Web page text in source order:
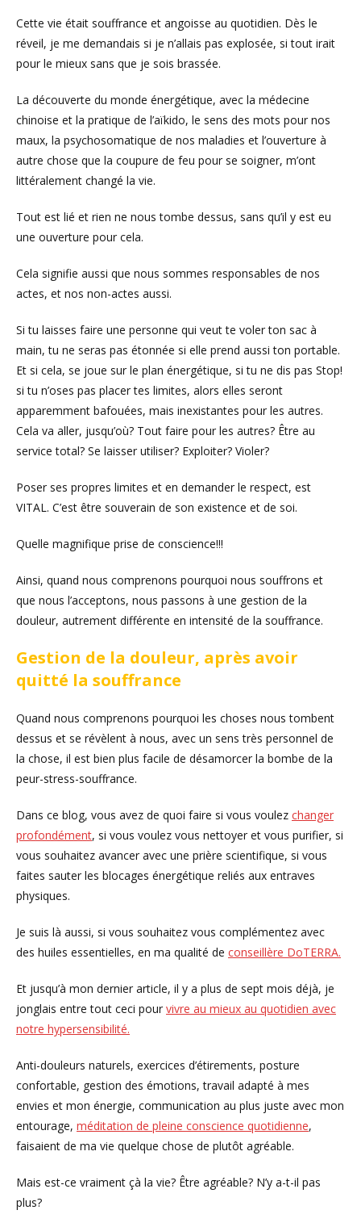
Cette vie était souffrance et angoisse au quotidien. Dès le
réveil, je me demandais si je n’allais pas explosée, si tout irait
pour le mieux sans que je sois brassée.
La découverte du monde énergétique, avec la médecine
chinoise et la pratique de l’aïkido, le sens des mots pour nos
maux, la psychosomatique de nos maladies et l’ouverture à
autre chose que la coupure de feu pour se soigner, m’ont
littéralement changé la vie.
Tout est lié et rien ne nous tombe dessus, sans qu’il y est eu
une ouverture pour cela.
Cela signifie aussi que nous sommes responsables de nos
actes, et nos non-actes aussi.
Si tu laisses faire une personne qui veut te voler ton sac à
main, tu ne seras pas étonnée si elle prend aussi ton portable.
Et si cela, se joue sur le plan énergétique, si tu ne dis pas Stop!
si tu n’oses pas placer tes limites, alors elles seront
apparemment bafouées, mais inexistantes pour les autres.
Cela va aller, jusqu’où? Tout faire pour les autres? Être au
service total? Se laisser utiliser? Exploiter? Violer?
Poser ses propres limites et en demander le respect, est
VITAL. C’est être souverain de son existence et de soi.
Quelle magnifique prise de conscience!!!
Ainsi, quand nous comprenons pourquoi nous souffrons et
que nous l’acceptons, nous passons à une gestion de la
douleur, autrement différente en intensité de la souffrance.
Gestion de la douleur, après avoir
quitté la souffrance
Quand nous comprenons pourquoi les choses nous tombent
dessus et se révèlent à nous, avec un sens très personnel de
la chose, il est bien plus facile de désamorcer la bombe de la
peur-stress-souffrance.
Dans ce blog, vous avez de quoi faire si vous voulez changer
profondément, si vous voulez vous nettoyer et vous purifier, si
vous souhaitez avancer avec une prière scientifique, si vous
faites sauter les blocages énergétique reliés aux entraves
physiques.
Je suis là aussi, si vous souhaitez vous complémentez avec
des huiles essentielles, en ma qualité de conseillère DoTERRA.
Et jusqu’à mon dernier article, il y a plus de sept mois déjà, je
jonglais entre tout ceci pour vivre au mieux au quotidien avec
notre hypersensibilité.
Anti-douleurs naturels, exercices d’étirements, posture
confortable, gestion des émotions, travail adapté à mes
envies et mon énergie, communication au plus juste avec mon
entourage, méditation de pleine conscience quotidienne,
faisaient de ma vie quelque chose de plutôt agréable.
Mais est-ce vraiment çà la vie? Être agréable? N’y a-t-il pas
plus?